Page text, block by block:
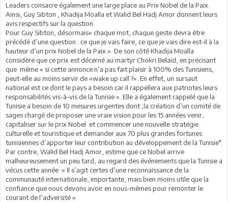
Leaders consacre également une large place au Prix Nobel de la Paix.
Ainsi, Guy Sibton , Khadija Moalla et Walid Bel Hadj Amor donnent leurs
avis respectifs sur la question.
Pour Guy Sibton, désormais« chaque mot, chaque geste devra être
précédé d’une question : ce que je vais faire, ce que je vais dire est-il à la
hauteur d’un prix Nobel de la Paix ». De son côté Khadija Moalla
considère que ce prix est décerné au martyr Chokri Belaïd, en précisant
que même « si cette annonce n’a pas fait plaisir à 100% des Tunisiens,
peut-elle au moins servir de «wake up call ?». En effet, un sursaut
national est ce dont le pays a besoin car il rappellera aux patriotes leurs
responsabilités vis-à-vis de la Tunisie ». Elle a également rappelé que la
Tunisie a besoin de 10 mesures urgentes dont ,la création d’un comité de
sages chargé de proposer une vraie vision pour les 15 années venir,
capitaliser sur le prix Nobel et commencer une nouvelle stratégie
culturelle et touristique et demander aux 70 plus grandes fortunes
tunisiennes d’apporter leur contribution au développement de la Tunisie".
Par contre, Walid Bel Hadj Amor, estime que ce Nobel arrive
malheureusement un peu tard, au regard des événements que la Tunisie a
vécus cette année :« Il s’agit certes d’une reconnaissance de la
communauté internationale, importante, mais bien moins utile que la
confiance que nous devons avoir en nous-mêmes pour remonter le
courant de l’adversité ».